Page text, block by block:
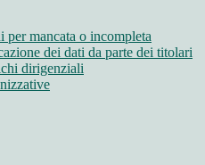
per mancata o incompleta
dei dati da parte dei titolari
dirigenziali